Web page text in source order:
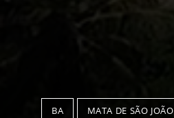
BA MATA DE SÃO JOÃO